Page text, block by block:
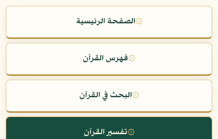
۞الصفحة الرئيسية
۞فهرس القرآن
۞البحث في القرآن
۞تفسير القرآن